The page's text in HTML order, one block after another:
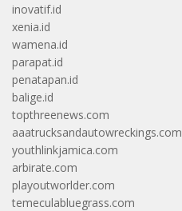
inovatif.id
xenia.id
wamena.id
parapat.id
penatapan.id
balige.id
topthreenews.com
aaatrucksandautowreckings.com
youthlinkjamica.com
arbirate.com
playoutworlder.com
temeculabluegrass.com